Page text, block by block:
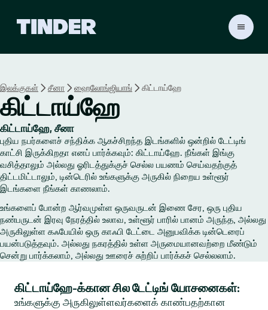
ம்
இலக்குகள் சீனா ஹைலோங்ஜியாங் கிட்டாய்ஹே
கிட்டாய்ஹே
கிட்டாய்ஹே, சீனா
புதிய நபர்களைச் சந்திக்க ஆகச்சிறந்த இடங்களில் ஒன்றில் டேட்டிங்
காட்சி இருக்கிறதா எனப் பார்க்கவும்: கிட்டாய்ஹே. நீங்கள் இங்கு
வசித்தாலும் அல்லது ஓரிடத்துக்குச் செல்ல பயணம் செய்வதற்குத்
திட்டமிட்டாலும், டின்டெரில் உங்களுக்கு அருகில் நிறைய உள்ளூர்
இடங்களை நீங்கள் காணலாம்.
உங்களைப் போன்ற ஆர்வமுள்ள ஒருவருடன் இணை சேர, ஒரு புதிய
நண்பருடன் இரவு நேரத்தில் உலாவ, உள்ளூர் பாரில் பானம் அருந்த, அல்லது
அருகிலுள்ள கஃபேயில் ஒரு காஃபி டேட்டை அனுபவிக்க டின்டெரைப்
பயன்படுத்தவும். அல்லது நகரத்தில் உள்ள அருமையானவற்றை மீண்டும்
சென்று பார்க்கலாம், அல்லது ஊரைச் சுற்றிப் பார்க்கச் செல்லலாம்.
கிட்டாய்ஹே-க்கான சில டேட்டிங் யோசனைகள்:
உங்களுக்கு அருகிலுள்ளவர்களைக் காண்பதற்கான